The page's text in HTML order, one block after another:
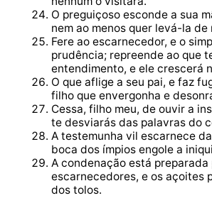
O preguiçoso esconde a sua
nem ao menos quer levá-la de
Fere ao escarnecedor, e o
prudência; repreende ao que
entendimento, e ele crescerá
O que aflige a seu pai, e faz
filho que envergonha e
Cessa, filho meu, de ouvir a
te desviarás das palavras do
A testemunha vil escarnece
boca dos ímpios engole a
A condenação está preparada
escarnecedores, e os açoites
dos tolos.